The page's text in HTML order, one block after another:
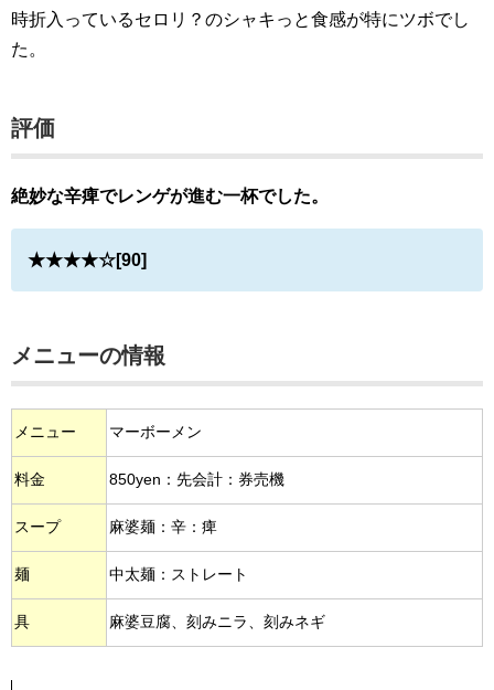
時折入っているセロリ？のシャキっと食感が特にツボでし
た。
評価
絶妙な辛痺でレンゲが進む一杯でした。
★★★★☆[90]
メニューの情報
メニュー マーボーメン
料金 850yen：先会計：券売機
スープ 麻婆麺：辛：痺
麺 中太麺：ストレート
具 麻婆豆腐、刻みニラ、刻みネギ